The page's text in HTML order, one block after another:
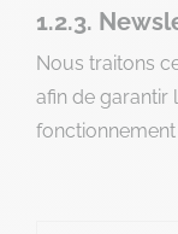
1.2.3.
Nous traitons
afin de garantir